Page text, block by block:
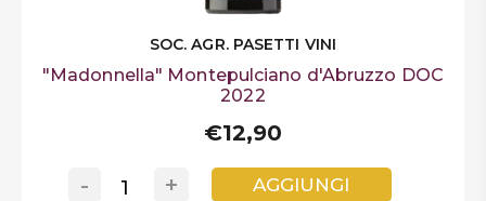
SOC. AGR. PASETTI VINI
"Madonnella" Montepulciano d'Abruzzo DOC
2022
€12,90
+
- AGGIUNGI